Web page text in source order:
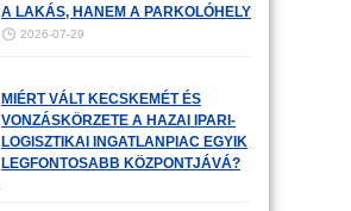
A LAKÁS, HANEM A PARKOLÓHELY
2026-07-29
MIÉRT VÁLT KECSKEMÉT ÉS
VONZÁSKÖRZETE A HAZAI IPARI-
LOGISZTIKAI INGATLANPIAC EGYIK
LEGFONTOSABB KÖZPONTJÁVÁ?